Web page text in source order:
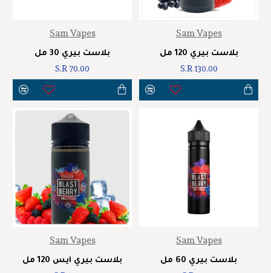
Sam Vapes
بلاست بيري 120 مل
S.R 130.00
Sam Vapes
بلاست بيري 30 مل
S.R 70.00
Sam Vapes
بلاست بيري 60 مل
Sam Vapes
بلاست بيري ايس 120 مل